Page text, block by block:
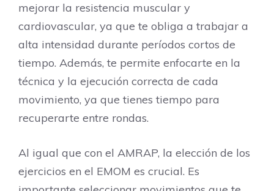
mejorar la resistencia muscular y
cardiovascular, ya que te obliga a trabajar a
alta intensidad durante períodos cortos de
tiempo. Además, te permite enfocarte en la
técnica y la ejecución correcta de cada
movimiento, ya que tienes tiempo para
recuperarte entre rondas.
Al igual que con el AMRAP, la elección de los
ejercicios en el EMOM es crucial. Es